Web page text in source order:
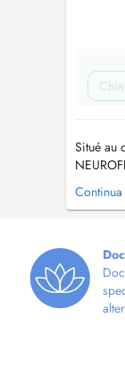
Situé au
une
virtuelle